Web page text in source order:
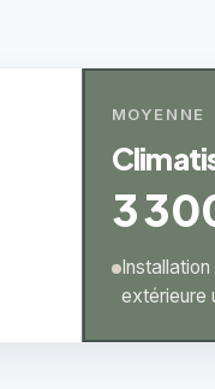
MOYENNE
3
extérieure